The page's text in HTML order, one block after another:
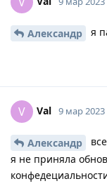
Александр я
V Val 9 мар 2023
Александр
я не приняла
конфедециальности